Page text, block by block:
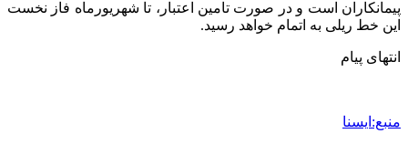
پیمانکاران است و در صورت تامین اعتبار، تا شهریورماه فاز نخست
این خط ریلی به اتمام خواهد رسید.
انتهای پیام
منبع:ایسنا